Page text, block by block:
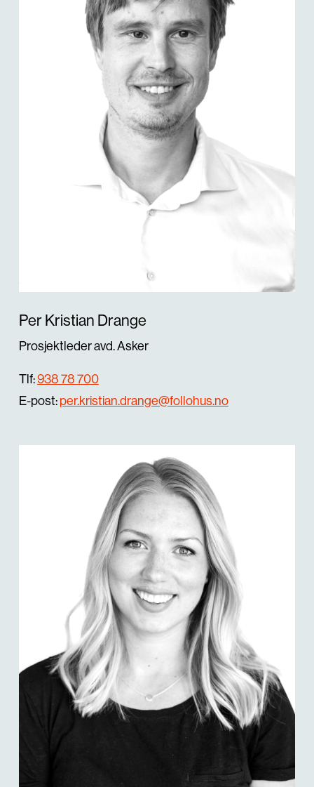
Per Kristian Drange
Prosjektleder avd. Asker
Tlf:938 78 700
E-post:per.kristian.drange@follohus.no